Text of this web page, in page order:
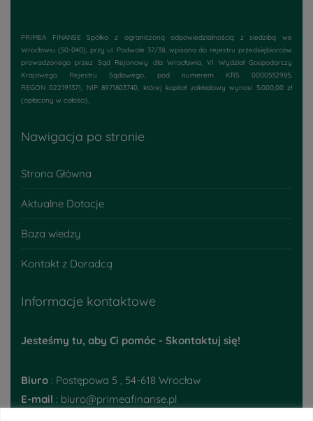
PRIMEA FINANSE Spółka z ograniczoną odpowiedzialnością z siedzibą we
Wrocławiu (50-040), przyul. Podwale 37/38, wpisana do rejestru przedsiębiorców
prowadzonego przez Sąd Rejonowy dla Wrocławia, VI Wydział Gospodarczy
Krajowego Rejestru Sądowego, pod numerem KRS 0000532985,
REGON 022191371, NIP 8971803740, której kapitał zakładowy wynosi 5.000,00 zł
(opłacony w całości),
Nawigacja po stronie
Strona Główna
Aktualne Dotacje
Baza wiedzy
Kontakt z Doradcą
Informacje kontaktowe
Jesteśmy tu, aby Ci pomóc - Skontaktuj się!
Biuro : Postępowa 5 , 54-618 Wrocław
E-mail : biuro@primeafinanse.pl